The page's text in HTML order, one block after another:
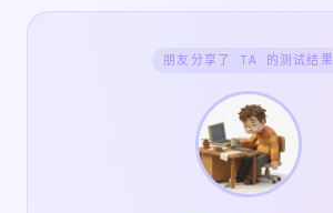
朋友分享了 TA 的测试结果